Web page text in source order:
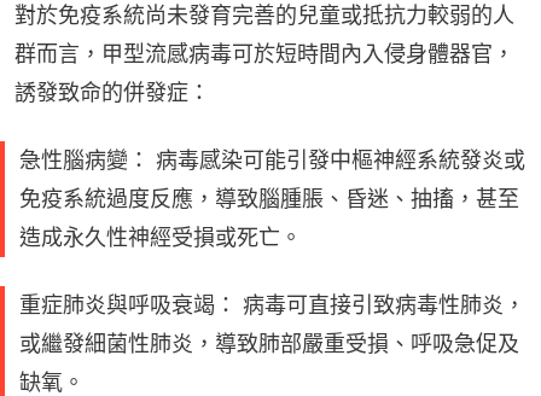
對於免疫系統尚未發育完善的兒童或抵抗力較弱的人
群而言，甲型流感病毒可於短時間內入侵身體器官，
誘發致命的併發症：
急性腦病變： 病毒感染可能引發中樞神經系統發炎或
免疫系統過度反應，導致腦腫脹、昏迷、抽搐，甚至
造成永久性神經受損或死亡。
重症肺炎與呼吸衰竭： 病毒可直接引致病毒性肺炎，
或繼發細菌性肺炎，導致肺部嚴重受損、呼吸急促及
缺氧。